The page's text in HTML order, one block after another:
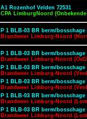
A1 Rozenhof Velden 72531
CPA LimburgNoord
P 1 BLB-03 BR berm/
Brandweer Limburg-Noord
P 1 BLB-03 BR berm/bosschage
Brandweer Limburg-Noord
P 1 BLB-03 BR berm/bosschage
Brandweer Limburg-Noord
P 1 BLB-03 BR berm/bosschage
Brandweer Limburg-Noord
P 1 BLB-03 BR berm/bosschage
Brandweer Limburg-Noord
P 1 BLB-03 BR berm/bosschage
Brandweer Limburg-Noord